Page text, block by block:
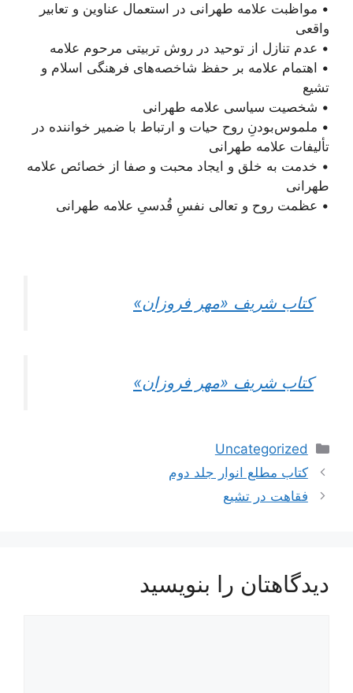
• مواظبت علامه طهرانی در استعمال عناوین و تعابیر
واقعی
• عدم تنازل از توحید در روش تربیتی مرحوم علامه
• اهتمام علامه بر حفظ شاخصه‌های فرهنگی اسلام و
تشیع
• شخصیت سیاسی علامه طهرانی
• ملموس‌بودنِ روح حیات و ارتباط با ضمیر خواننده در
تألیفات علامه طهرانی
• خدمت به خلق و ایجاد محبت و صفا از خصائص علامه
طهرانی
• عظمت روح و تعالی نفسِ قُدسیِ علامه طهرانی
کتاب شریف «مهر فروزان»
کتاب شریف «مهر فروزان»
دسته‌ها
Uncategorized
ناوبری
نوشته‌ها
کتاب مطلع انوار جلد دوم
فقاهت در تشیع
دیدگاهتان را بنویسید